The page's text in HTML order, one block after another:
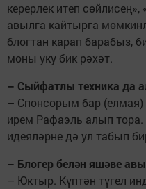
керерлек итеп
авылга кайтырга
блогтан карап барабыз,
моны уку бик рәхәт.
– Сыйфатлы техника да
– Спонсорым бар
ирем Рафаэль алып тора.
идеяләрне дә ул табып
– Блогер белән яшәве
– Юктыр. Күптән түгел